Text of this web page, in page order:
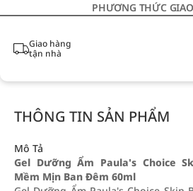
PHƯƠNG THỨC
Giao hàng
tận nhà
THÔNG TIN SẢN PHẨM
Mô Tả
Gel Dưỡng Ẩm Paula's Choice
Mềm Mịn Ban Đêm 60ml